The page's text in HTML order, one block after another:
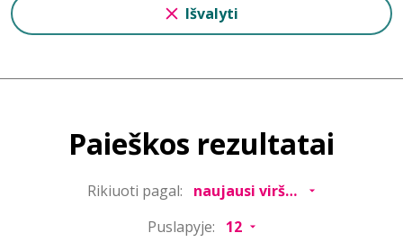
Išvalyti
Paieškos rezultatai
Rikiuoti pagal:
Puslapyje: